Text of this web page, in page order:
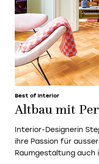
Best of Interior
Altbau mit
Interior-Designerin
ihre Passion für
Raumgestaltung auch